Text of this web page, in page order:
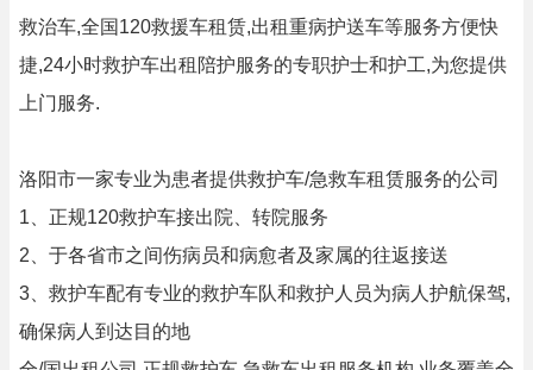
救治车,全国120救援车租赁,出租重病护送车等服务方便快
捷,24小时救护车出租陪护服务的专职护士和护工,为您提供
上门服务.
洛阳市一家专业为患者提供救护车/急救车租赁服务的公司
1、正规120救护车接出院、转院服务
2、于各省市之间伤病员和病愈者及家属的往返接送
3、救护车配有专业的救护车队和救护人员为病人护航保驾,
确保病人到达目的地